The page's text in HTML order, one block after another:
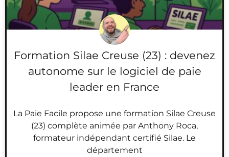
Formation Silae Creuse (23) : devenez
autonome sur le logiciel de paie
leader en France
La Paie Facile propose une formation Silae Creuse
(23) complète animée par Anthony Roca,
formateur indépendant certifié Silae. Le
département